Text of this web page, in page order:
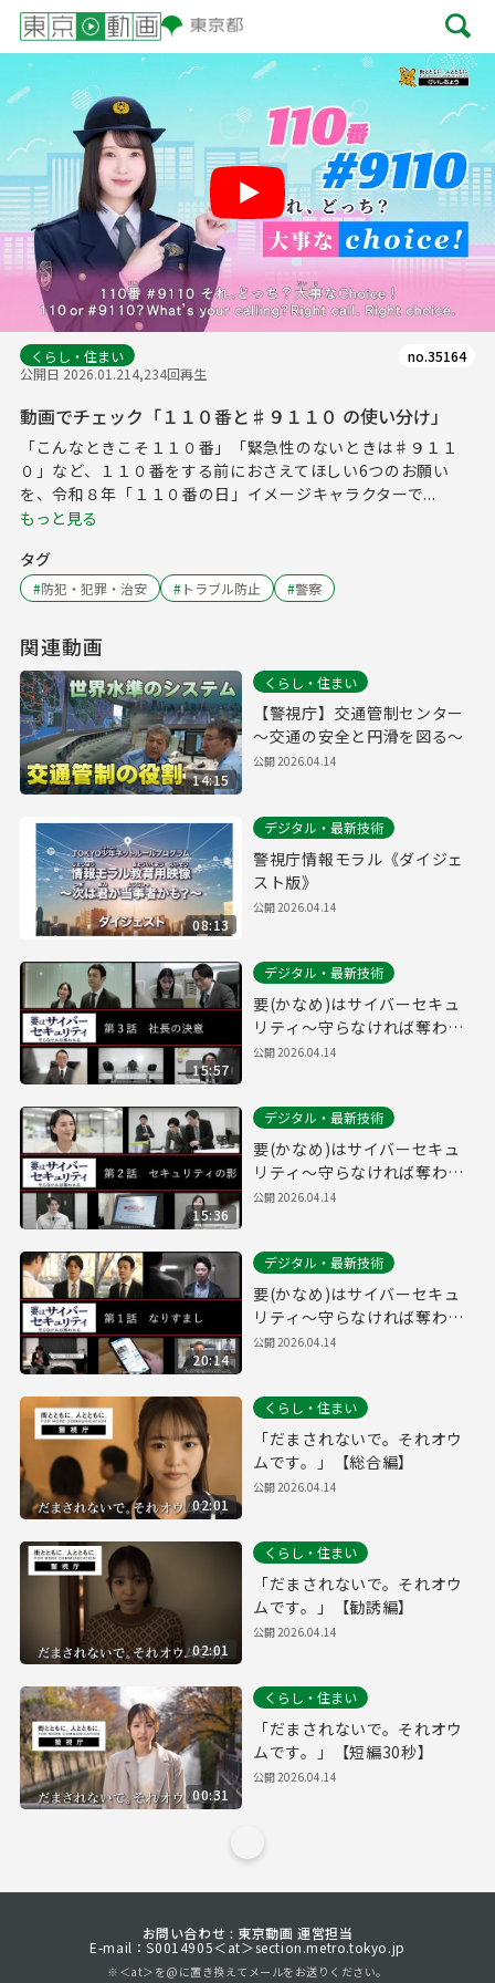
Play
くらし・住まい
公開日 2026.01.214,234回再生
no.35164
動画でチェック「１１０番と♯９１１０ の使い分け」
「こんなときこそ１１０番」「緊急性のないときは♯９１１
０」など、１１０番をする前におさえてほしい6つのお願い
を、令和８年「１１０番の日」イメージキャラクターで...
もっと見る
タグ
#防犯・犯罪・治安 #トラブル防止 #警察
関連動画
14:15
くらし・住まい
【警視庁】交通管制センター
～交通の安全と円滑を図る～
公開2026.04.14
08:13
デジタル・最新技術
警視庁情報モラル《ダイジェ
スト版》
公開2026.04.14
15:57
デジタル・最新技術
要(かなめ)はサイバーセキュ
リティ～守らなければ奪われ
る～第３話「社長の決意」(経
公開2026.04.14
15:36
デジタル・最新技術
要(かなめ)はサイバーセキュ
リティ～守らなければ奪われ
る～第２話「セキュリティの
公開2026.04.14
20:14
デジタル・最新技術
要(かなめ)はサイバーセキュ
リティ～守らなければ奪われ
る～第１話「なりすまし」(一
公開2026.04.14
02:01
くらし・住まい
「だまされないで。それオウ
ムです。」【総合編】
公開2026.04.14
02:01
くらし・住まい
「だまされないで。それオウ
ムです。」【勧誘編】
公開2026.04.14
00:31
くらし・住まい
「だまされないで。それオウ
ムです。」【短編30秒】
公開2026.04.14
お問い合わせ : 東京動画 運営担当
E-mail：S0014905＜at＞section.metro.tokyo.jp
※＜at＞を@に置き換えてメールをお送りください。